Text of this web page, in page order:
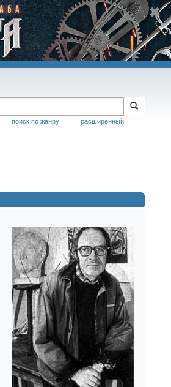
расширенный
поиск по жанру